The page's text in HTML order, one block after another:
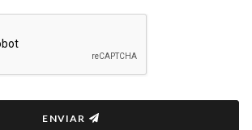
ENVIAR